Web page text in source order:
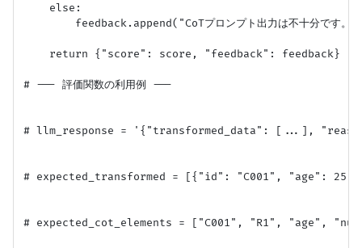
    else:
feedback.append("CoTプロンプト出力は不十分です。大
    return {"score": score, "feedback": feedback}
# --- 評価関数の利用例 ---
# llm_response = '{"transformed_data": [...],
# expected_transformed = [{"id": "C001", "age": 25}]
# expected_cot_elements = ["C001", "R1", "age",